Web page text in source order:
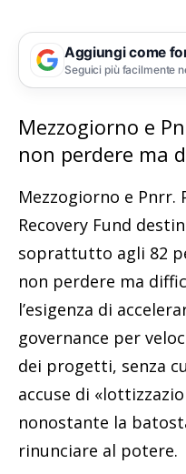
Aggiungi come
Seguici più facilmente
Mezzogiorno e
non perdere ma
Mezzogiorno e Pnrr.
Recovery Fund
soprattutto agli 82
non perdere ma
l’esigenza di
governance per
dei progetti, senza
accuse di
nonostante la
rinunciare al potere.